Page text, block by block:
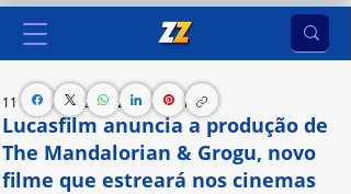
Lucasfilm anuncia a produção de
The Mandalorian & Grogu, novo
filme que estreará nos cinemas
11 de jan. de 2024 2 min de leitura